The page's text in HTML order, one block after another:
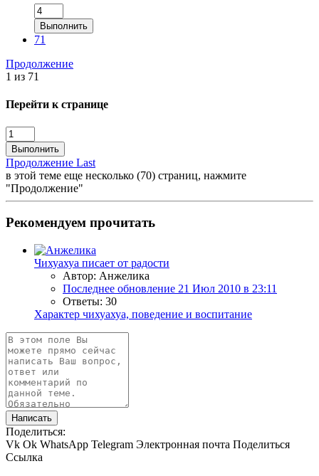
Выполнить
71
Продолжение
1 из 71
Перейти к странице
Выполнить
Продолжение Last
в этой теме еще несколько (70) страниц, нажмите
"Продолжение"
Рекомендуем прочитать
Чихуахуа писает от радости
Автор: Анжелика
Последнее обновление 21 Июл 2010 в 23:11
Ответы: 30
Характер чихуахуа, поведение и воспитание
Написать
Поделиться:
Vk Ok WhatsApp Telegram Электронная почта Поделиться
Ссылка